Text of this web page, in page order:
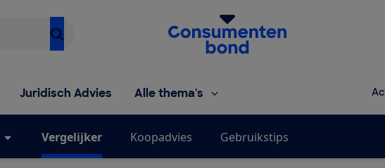
Homepage van de Consumentenbond
Juridisch Advies Alle thema's
Vergelijker Koopadvies Gebruikstips